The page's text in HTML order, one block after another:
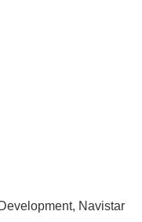
Navistar